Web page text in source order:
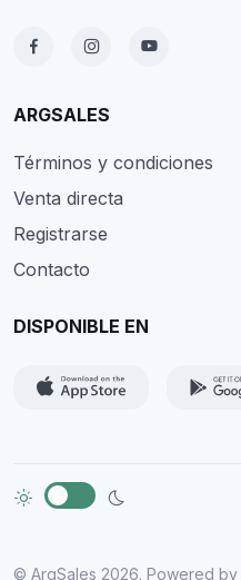
ARGSALES
Términos y condiciones
Venta directa
Registrarse
Contacto
DISPONIBLE EN
© ArgSales 2026. Powered by